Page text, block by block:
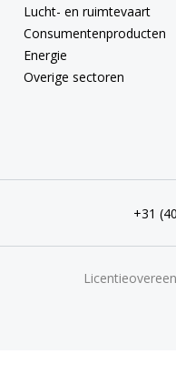
Lucht- en ruimtevaart
Consumentenproducten
Energie
Overige sectoren
+31